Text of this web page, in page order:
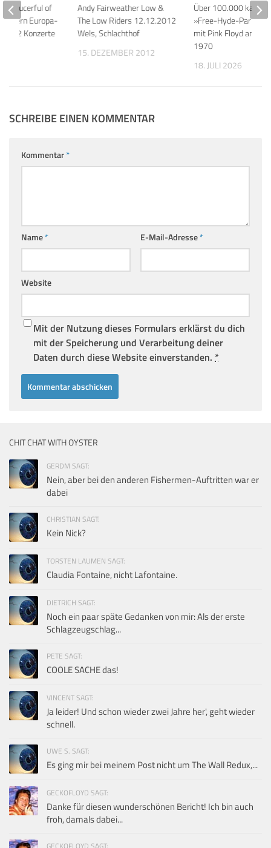
Andy Fairweather Low &
The Low Riders 12.12.2012
Wels, Schlachthof
15. DEZEMBER 2012
Über 100.000
»Free-Hyde-Park-
mit Pink Floyd am 18.
1970
18. JULI 2026
Saucerful of
Europa-
12 Konzerte
SCHREIBE EINEN KOMMENTAR
Kommentar*
Name* E-Mail-Adresse*
Website
Mit der Nutzung dieses Formulars erklärst du dich
mit der Speicherung und Verarbeitung deiner
Daten durch diese Website einverstanden. *
CHIT CHAT WITH OYSTER
GERDM SAGT:
Nein, aber bei den anderen Fishermen-Auftritten war er
dabei
CHRISTIAN SAGT:
Kein Nick?
TORSTEN LAUMEN SAGT:
Claudia Fontaine, nicht Lafontaine.
DIETRICH SAGT:
Noch ein paar späte Gedanken von mir: Als der erste
Schlagzeugschlag...
PETE SAGT:
COOLE SACHE das!
VINCENT SAGT:
Ja leider! Und schon wieder zwei Jahre her', geht wieder
schnell.
UWE S. SAGT:
Es ging mir bei meinem Post nicht um The Wall Redux,...
GECKOFLOYD SAGT:
Danke für diesen wunderschönen Bericht! Ich bin auch
froh, damals dabei...